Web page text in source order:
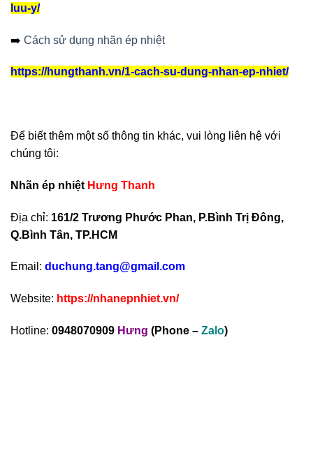
luu-y/
➡️ Cách sử dụng nhãn ép nhiệt
https://hungthanh.vn/1-cach-su-dung-nhan-ep-nhiet/
Để biết thêm một số thông tin khác, vui lòng liên hệ với
chúng tôi:
Nhãn ép nhiệt Hưng Thanh
Địa chỉ: 161/2 Trương Phước Phan, P.Bình Trị Đông,
Q.Bình Tân, TP.HCM
Email: duchung.tang@gmail.com
Website: https://nhanepnhiet.vn/
Hotline: 0948070909 Hưng (Phone – Zalo)